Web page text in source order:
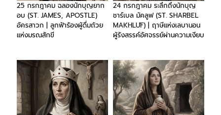
25 กรกฎาคม ฉลองนักบุญยาก
อบ (ST. JAMES, APOSTLE)
อัครสาวก | ลูกฟ้าร้องผู้ดื่มถ้วย
แห่งมรณสักขี
24 กรกฎาคม ระลึกถึงนักบุญ
ชาร์เบล มัคลูฟ (ST. SHARBEL
MAKHLŪF) | ฤาษีแห่งเลบานอน
ผู้รังสรรค์อัศจรรย์ผ่านความเงียบ